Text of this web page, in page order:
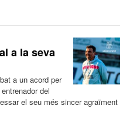
a la seva
a un acord per
del
el seu més sincer agraïment